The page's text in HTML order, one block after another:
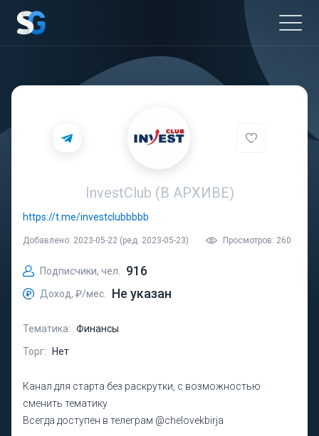
InvestClub (В АРХИВЕ)
https://t.me/investclubbbbb
Добавлено: 2023-05-22 (ред. 2023-05-23) Просмотров: 260
Подписчики, чел. 916
Доход, ₽/мес. Не указан
Тематика: Финансы
Торг:
Нет
Канал для старта без раскрутки, с возможностью
сменить тематику
Всегда доступен в телеграм @chelovekbirja